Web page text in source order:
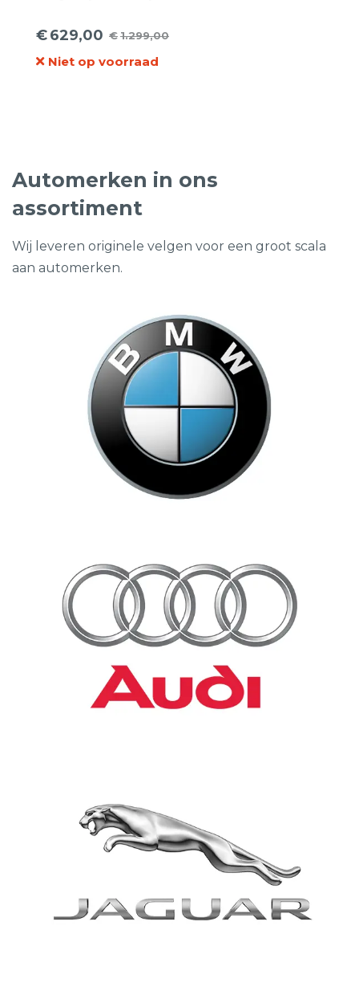
€1.299,00
Oorspronkelijke
prijs
€629,00
Huidige
prijs
Niet op voorraad
Automerken in ons
assortiment
Wij leveren originele velgen voor een groot scala
aan automerken.